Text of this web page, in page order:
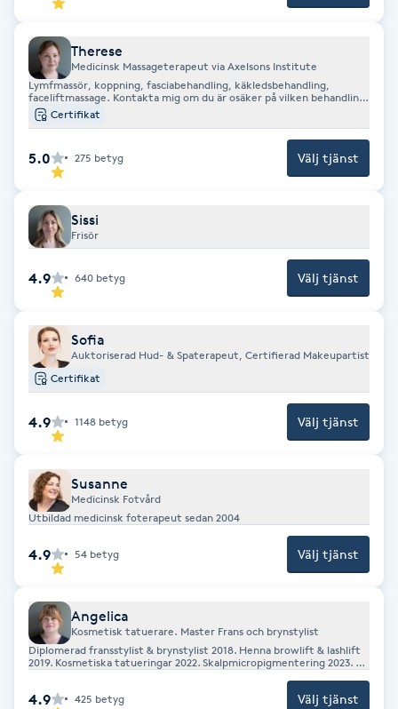
Friskvård
Friskvårdsmassage
Frisör
Funktionsanalys
Färgning
Gel naglar
Gelenaglar
Gellack
Gellack med förstärkning
Gravidmassage
Gravidyoga
Gruppträning
Therese
Medicinsk Massageterapeut via Axelsons Institute
Lymfmassör, koppning, fasciabehandling, käkledsbehandling,
faceliftmassage. Kontakta mig om du är osäker på vilken behandling
Certifikat
5.0 275 betyg Välj tjänst
Sissi
Frisör
4.9 640 betyg Välj tjänst
Sofia
Auktoriserad Hud- & Spaterapeut, Certifierad Makeupartist
Certifikat
4.9 1148 betyg Välj tjänst
Susanne
Medicinsk Fotvård
Utbildad medicinsk foterapeut sedan 2004
4.9 54 betyg Välj tjänst
Angelica
Kosmetisk tatuerare. Master Frans och brynstylist
Diplomerad fransstylist & brynstylist 2018. Henna browlift & lashlift
2019. Kosmetiska tatueringar 2022. Skalpmicropigmentering 2023.
4.9 425 betyg Välj tjänst